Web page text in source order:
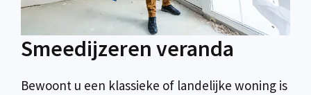
Smeedijzeren veranda
Bewoont u een klassieke of landelijke woning is